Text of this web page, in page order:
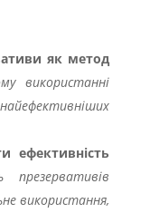
як метод
використанні
ефективність
презервативів
використання,